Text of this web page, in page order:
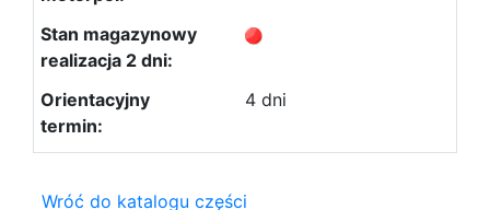
4 dni
Wróć do katalogu części